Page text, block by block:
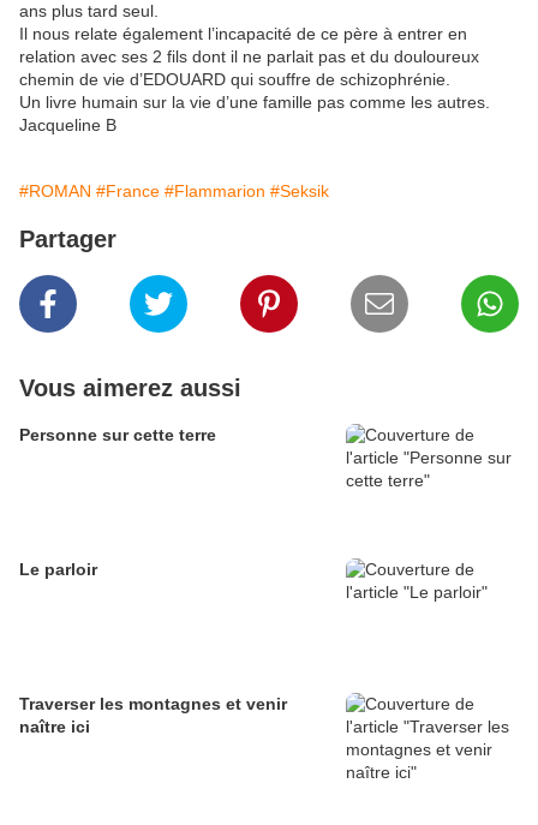
ans plus tard seul.
Il nous relate également l’incapacité de ce père à entrer en
relation avec ses 2 fils dont il ne parlait pas et du douloureux
chemin de vie d’EDOUARD qui souffre de schizophrénie.
Un livre humain sur la vie d’une famille pas comme les autres.
Jacqueline B
#ROMAN #France #Flammarion #Seksik
Partager
Vous aimerez aussi
Personne sur cette terre
Le parloir
Traverser les montagnes et venir
naître ici